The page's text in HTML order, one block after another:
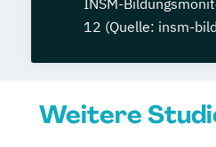
12 (Quelle: insm-
Weitere